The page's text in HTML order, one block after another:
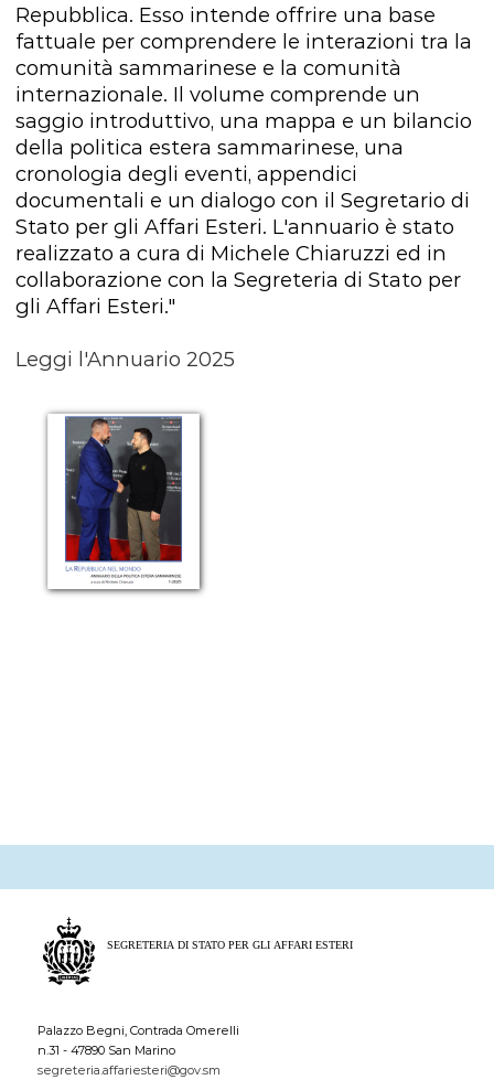
Repubblica. Esso intende offrire una base
fattuale per comprendere le interazioni tra la
comunità sammarinese e la comunità
internazionale. Il volume comprende un
saggio introduttivo, una mappa e un bilancio
della politica estera sammarinese, una
cronologia degli eventi, appendici
documentali e un dialogo con il Segretario di
Stato per gli Affari Esteri. L'annuario è stato
realizzato a cura di Michele Chiaruzzi ed in
collaborazione con la Segreteria di Stato per
gli Affari Esteri."
Leggi l'Annuario 2025
Palazzo Begni, Contrada Omerelli
n.31 - 47890 San Marino
segreteria.affariesteri@gov.sm